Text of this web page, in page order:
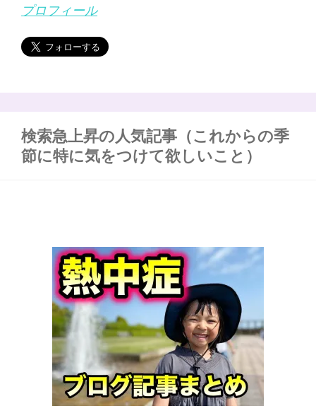
プロフィール
検索急上昇の人気記事（これからの季
節に特に気をつけて欲しいこと）